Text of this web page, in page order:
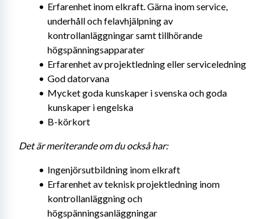
Erfarenhet inom elkraft. Gärna inom service,
underhåll och felavhjälpning av
kontrollanläggningar samt tillhörande
högspänningsapparater
Erfarenhet av projektledning eller serviceledning
God datorvana
Mycket goda kunskaper i svenska och goda
kunskaper i engelska
B-körkort
Det är meriterande om du också har:
Ingenjörsutbildning inom elkraft
Erfarenhet av teknisk projektledning inom
kontrollanläggning och
högspänningsanläggningar